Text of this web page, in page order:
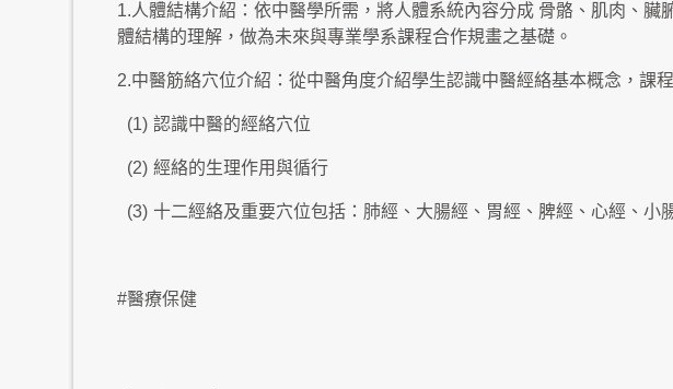
1.人體結構介紹：依中醫學所需，將人體系統內容分成 骨骼、肌肉、
體結構的理解，做為未來與專業學系課程合作規畫之基礎。
2.中醫筋絡穴位介紹：從中醫角度介紹學生認識中醫經絡基本概念，課程
(1) 認識中醫的經絡穴位
(2) 經絡的生理作用與循行
(3) 十二經絡及重要穴位包括：肺經、大腸經、胃經、脾經、心經、
#醫療保健